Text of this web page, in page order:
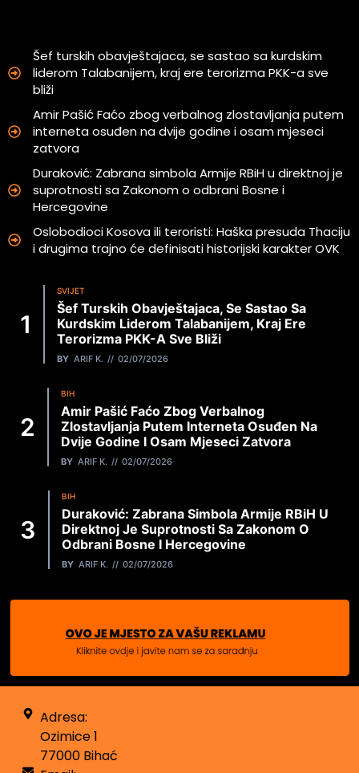
Šef turskih obavještajaca, se sastao sa kurdskim
liderom Talabanijem, kraj ere terorizma PKK-a sve
bliži
Amir Pašić Faćo zbog verbalnog zlostavljanja putem
interneta osuđen na dvije godine i osam mjeseci
zatvora
Duraković: Zabrana simbola Armije RBiH u direktnoj je
suprotnosti sa Zakonom o odbrani Bosne i
Hercegovine
Oslobodioci Kosova ili teroristi: Haška presuda Thaciju
i drugima trajno će definisati historijski karakter OVK
SVIJET
Šef Turskih Obavještajaca, Se Sastao Sa
Kurdskim Liderom Talabanijem, Kraj Ere
Terorizma PKK-A Sve Bliži
BY ARIF K. 02/07/2026
BIH
Amir Pašić Faćo Zbog Verbalnog
Zlostavljanja Putem Interneta Osuđen Na
Dvije Godine I Osam Mjeseci Zatvora
BY ARIF K. 02/07/2026
BIH
Duraković: Zabrana Simbola Armije RBiH U
Direktnoj Je Suprotnosti Sa Zakonom O
Odbrani Bosne I Hercegovine
BY ARIF K. 02/07/2026
Adresa:
Ozimice 1
77000 Bihać